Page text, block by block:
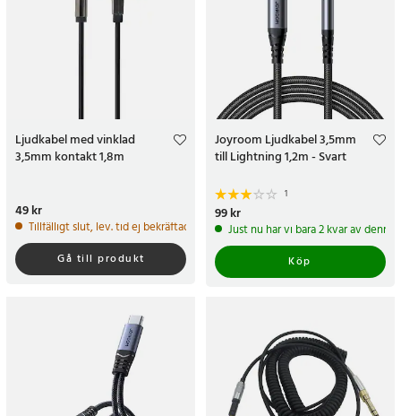
Ljudkabel med vinklad
3,5mm kontakt 1,8m
Pris:
49 kr
Tillfälligt slut, lev. tid ej bekräftad.
Gå till produkt
Joyroom Ljudkabel 3,5mm
till Lightning 1,2m - Svart
1
Pris:
99 kr
Just nu har vi bara 2 kvar av denna
Köp